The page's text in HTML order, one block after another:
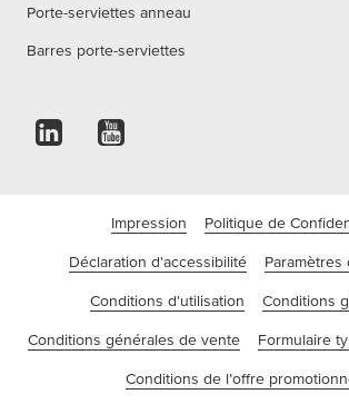
Porte-serviettes anneau
Barres porte-serviettes
Impression Politique de
Déclaration d'accessibilité Paramètres
Conditions d'utilisation Conditions
Conditions générales de vente Formulaire
Conditions de l’offre